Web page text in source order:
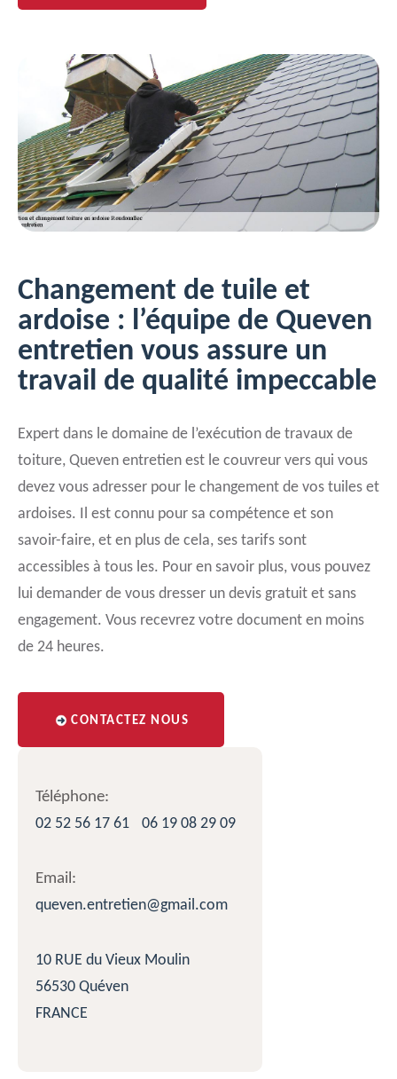
Changement de tuile et
ardoise : l’équipe de Queven
entretien vous assure un
travail de qualité impeccable
Expert dans le domaine de l’exécution de travaux de
toiture, Queven entretien est le couvreur vers qui vous
devez vous adresser pour le changement de vos tuiles et
ardoises. Il est connu pour sa compétence et son
savoir-faire, et en plus de cela, ses tarifs sont
accessibles à tous les. Pour en savoir plus, vous pouvez
lui demander de vous dresser un devis gratuit et sans
engagement. Vous recevrez votre document en moins
de 24 heures.
CONTACTEZ NOUS
Téléphone:
02 52 56 17 61
06 19 08 29 09
Email:
queven.entretien@gmail.com
10 RUE du Vieux Moulin
56530 Quéven
FRANCE